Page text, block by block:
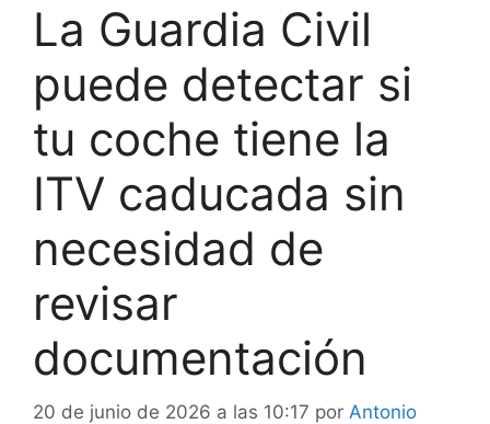
La Guardia Civil
puede detectar si
tu coche tiene la
ITV caducada sin
necesidad de
revisar
documentación
20 de junio de 2026 a las 10:17 por Antonio